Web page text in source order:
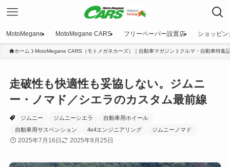
MotoMegane MotoMegane CARS フリーペーパー設置店 ショッピン
ホーム MotoMegane CARS（モトメガネカーズ）｜自動車マガジン クルマ・自動車特集
走破性も快適性も妥協しない。ジムニ
ー・ノマド／シエラのカスタム最前線
ジムニー ジムニーシエラ
自動車用ホイール
自動車用サスペンション
4x4エンジニアリング ジムニーノマド
2025年7月16日 2025年8月25日